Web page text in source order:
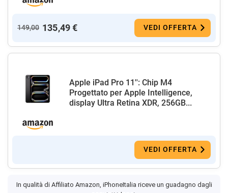
149,00 135,49 € VEDI OFFERTA
Apple iPad Pro 11'': Chip M4
Progettato per Apple Intelligence,
display Ultra Retina XDR, 256GB...
VEDI OFFERTA
In qualità di Affiliato Amazon, iPhoneItalia riceve un guadagno dagli